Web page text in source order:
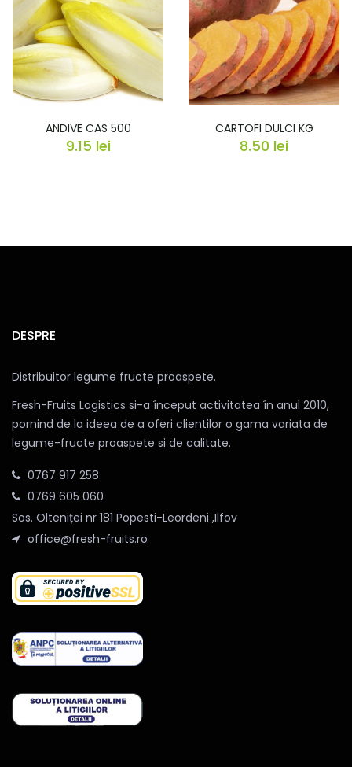
ANDIVE CAS 500
9.15 lei
CARTOFI DULCI KG
8.50 lei
DESPRE
Distribuitor legume fructe proaspete.
Fresh-Fruits Logistics si-a început activitatea în anul 2010,
pornind de la ideea de a oferi clientilor o gama variata de
legume-fructe proaspete si de calitate.
0767 917 258
0769 605 060
Sos. Olteniței nr 181 Popesti-Leordeni ,Ilfov
office@fresh-fruits.ro